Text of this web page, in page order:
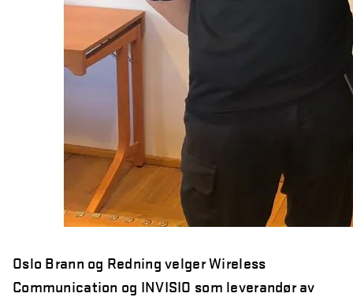
Oslo Brann og Redning velger Wireless
Communication og INVISIO som leverandør av